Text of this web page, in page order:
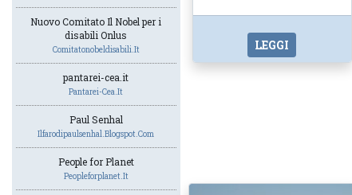
Nuovo Comitato Il Nobel per i
disabili Onlus
Comitatonobeldisabili.it
pantarei-cea.it
Pantarei-Cea.it
Paul Senhal
Ilfarodipaulsenhal.blogspot.com
People for Planet
Peopleforplanet.it
LEGGI